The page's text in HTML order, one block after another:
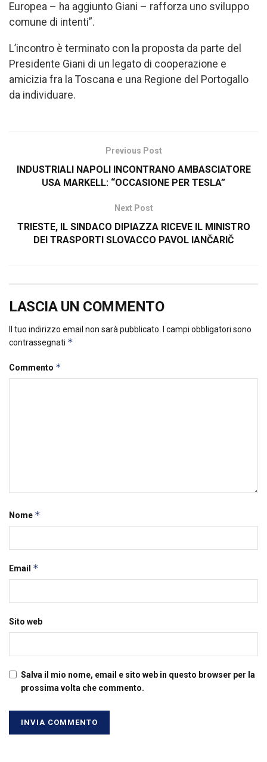
Europea – ha aggiunto Giani – rafforza uno sviluppo
comune di intenti”.
L’incontro è terminato con la proposta da parte del
Presidente Giani di un legato di cooperazione e
amicizia fra la Toscana e una Regione del Portogallo
da individuare.
Previous Post
INDUSTRIALI NAPOLI INCONTRANO AMBASCIATORE
USA MARKELL: “OCCASIONE PER TESLA”
Next Post
TRIESTE, IL SINDACO DIPIAZZA RICEVE IL MINISTRO
DEI TRASPORTI SLOVACCO PAVOL IANČARIČ
LASCIA UN COMMENTO
Il tuo indirizzo email non sarà pubblicato. I campi obbligatori sono
contrassegnati *
Commento *
Nome *
Email *
Sito web
Salva il mio nome, email e sito web in questo browser per la
prossima volta che commento.